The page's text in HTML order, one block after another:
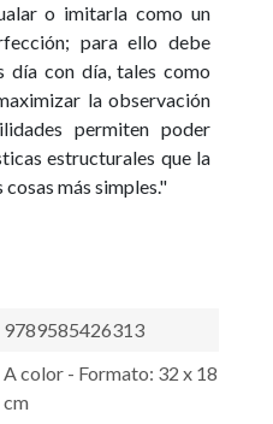
o imitarla como un
para ello debe
día con día, tales como
la observación
permiten poder
estructurales que la
más simples."
9789585426313
A color - Formato: 32 x 18
cm